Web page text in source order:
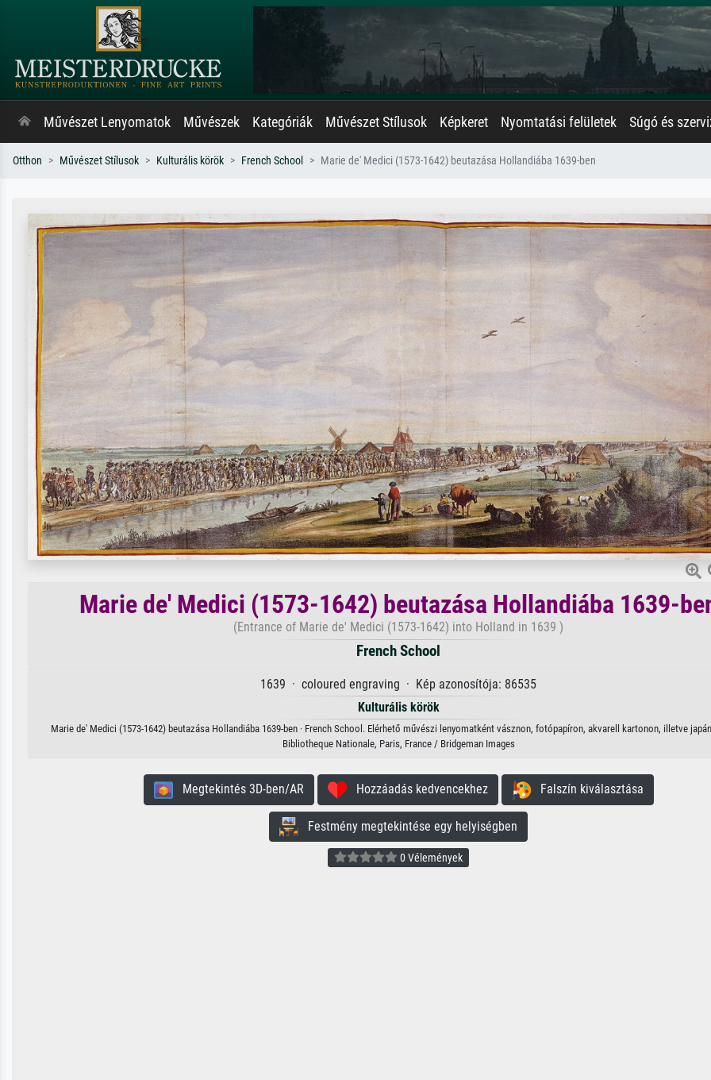
Művészet Lenyomatok Művészek Kategóriák Művészet Stílusok Képkeret Nyomtatási felületek Súgó és
Otthon Művészet Stílusok Kulturális körök French School Marie de' Medici (1573-1642) beutazása Hollandiába 1639-ben
Marie de' Medici (1573-1642) beutazása Hollandiába 1639-
(Entrance of Marie de' Medici (1573-1642) into Holland in 1639 )
French School
1639 · coloured engraving · Kép azonosítója: 86535
Kulturális körök
Marie de' Medici (1573-1642) beutazása Hollandiába 1639-ben · French School. Elérhető művészi lenyomatként vásznon, fotópapíron, akvarell kartonon, illetve
Bibliotheque Nationale, Paris, France / Bridgeman Images
Megtekintés 3D-ben/AR Hozzáadás kedvencekhez Falszín kiválasztása
Festmény megtekintése egy helyiségben
0 Vélemények